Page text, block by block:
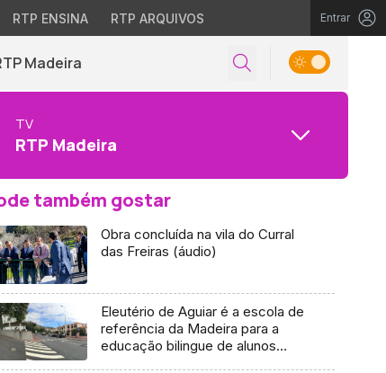
RTP ENSINA RTP ARQUIVOS Entrar
Madeira
TV
RTP Madeira
também gostar
Obra concluída na vila do Curral
das Freiras (áudio)
Eleutério de Aguiar é a escola de
referência da Madeira para a
educação bilingue de alunos